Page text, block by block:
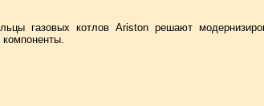
газовых котлов Ariston решают